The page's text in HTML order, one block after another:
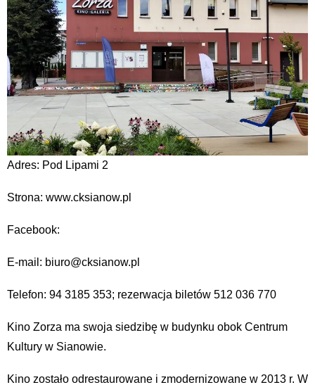
Adres: Pod Lipami 2
Strona: www.cksianow.pl
Facebook:
E-mail: biuro@cksianow.pl
Telefon: 94 3185 353; rezerwacja biletów 512 036 770
Kino Zorza ma swoja siedzibę w budynku obok Centrum
Kultury w Sianowie.
Kino zostało odrestaurowane i zmodernizowane w 2013 r. W